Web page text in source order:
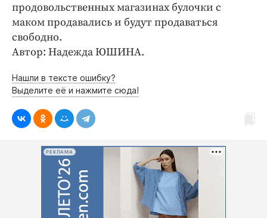
продовольственных магазинах булочки с
маком продавались и будут продаваться
свободно.
Автор: Надежда ЮШИНА.
Нашли в тексте ошибку?
Выделите её и нажмите сюда!
РЕКЛАМА